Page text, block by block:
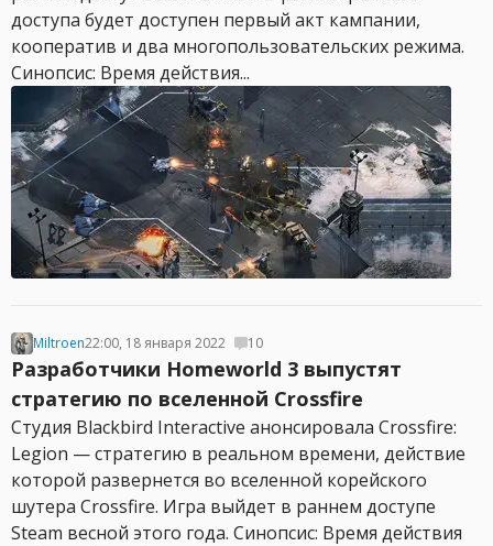
доступа будет доступен первый акт кампании,
кооператив и два многопользовательских режима.
Синопсис: Время действия...
Miltroen22:00, 18 января 2022 10
Разработчики Homeworld 3 выпустят
стратегию по вселенной Crossfire
Студия Blackbird Interactive анонсировала Crossfire:
Legion — стратегию в реальном времени, действие
которой развернется во вселенной корейского
шутера Crossfire. Игра выйдет в раннем доступе
Steam весной этого года. Синопсис: Время действия